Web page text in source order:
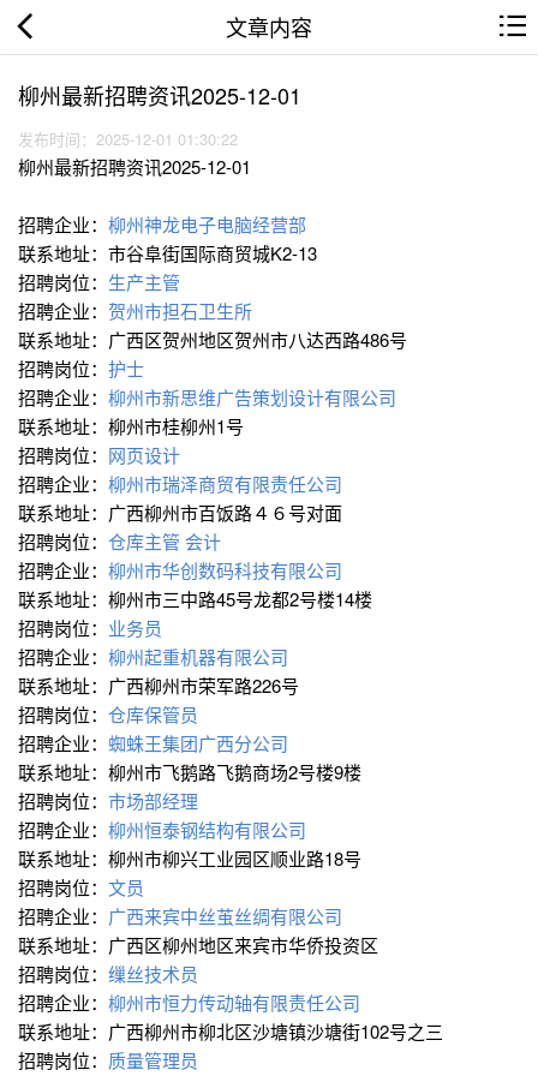
文章内容
柳州最新招聘资讯2025-12-01
发布时间：2025-12-01 01:30:22
柳州最新招聘资讯2025-12-01
招聘企业： 柳州神龙电子电脑经营部
联系地址：市谷阜街国际商贸城K2-13
招聘岗位： 生产主管
招聘企业： 贺州市担石卫生所
联系地址：广西区贺州地区贺州市八达西路486号
招聘岗位： 护士
招聘企业： 柳州市新思维广告策划设计有限公司
联系地址：柳州市桂柳州1号
招聘岗位： 网页设计
招聘企业： 柳州市瑞泽商贸有限责任公司
联系地址：广西柳州市百饭路４６号对面
招聘岗位： 仓库主管 会计
招聘企业： 柳州市华创数码科技有限公司
联系地址：柳州市三中路45号龙都2号楼14楼
招聘岗位： 业务员
招聘企业： 柳州起重机器有限公司
联系地址：广西柳州市荣军路226号
招聘岗位： 仓库保管员
招聘企业： 蜘蛛王集团广西分公司
联系地址：柳州市飞鹅路飞鹅商场2号楼9楼
招聘岗位： 市场部经理
招聘企业： 柳州恒泰钢结构有限公司
联系地址：柳州市柳兴工业园区顺业路18号
招聘岗位： 文员
招聘企业： 广西来宾中丝茧丝绸有限公司
联系地址：广西区柳州地区来宾市华侨投资区
招聘岗位： 缫丝技术员
招聘企业： 柳州市恒力传动轴有限责任公司
联系地址：广西柳州市柳北区沙塘镇沙塘街102号之三
招聘岗位： 质量管理员